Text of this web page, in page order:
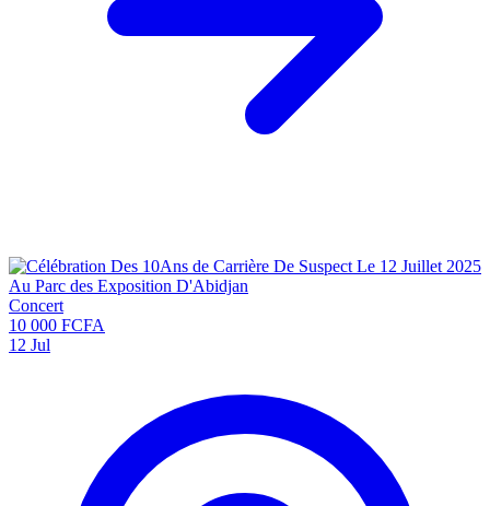
Concert
10 000 FCFA
12 Jul